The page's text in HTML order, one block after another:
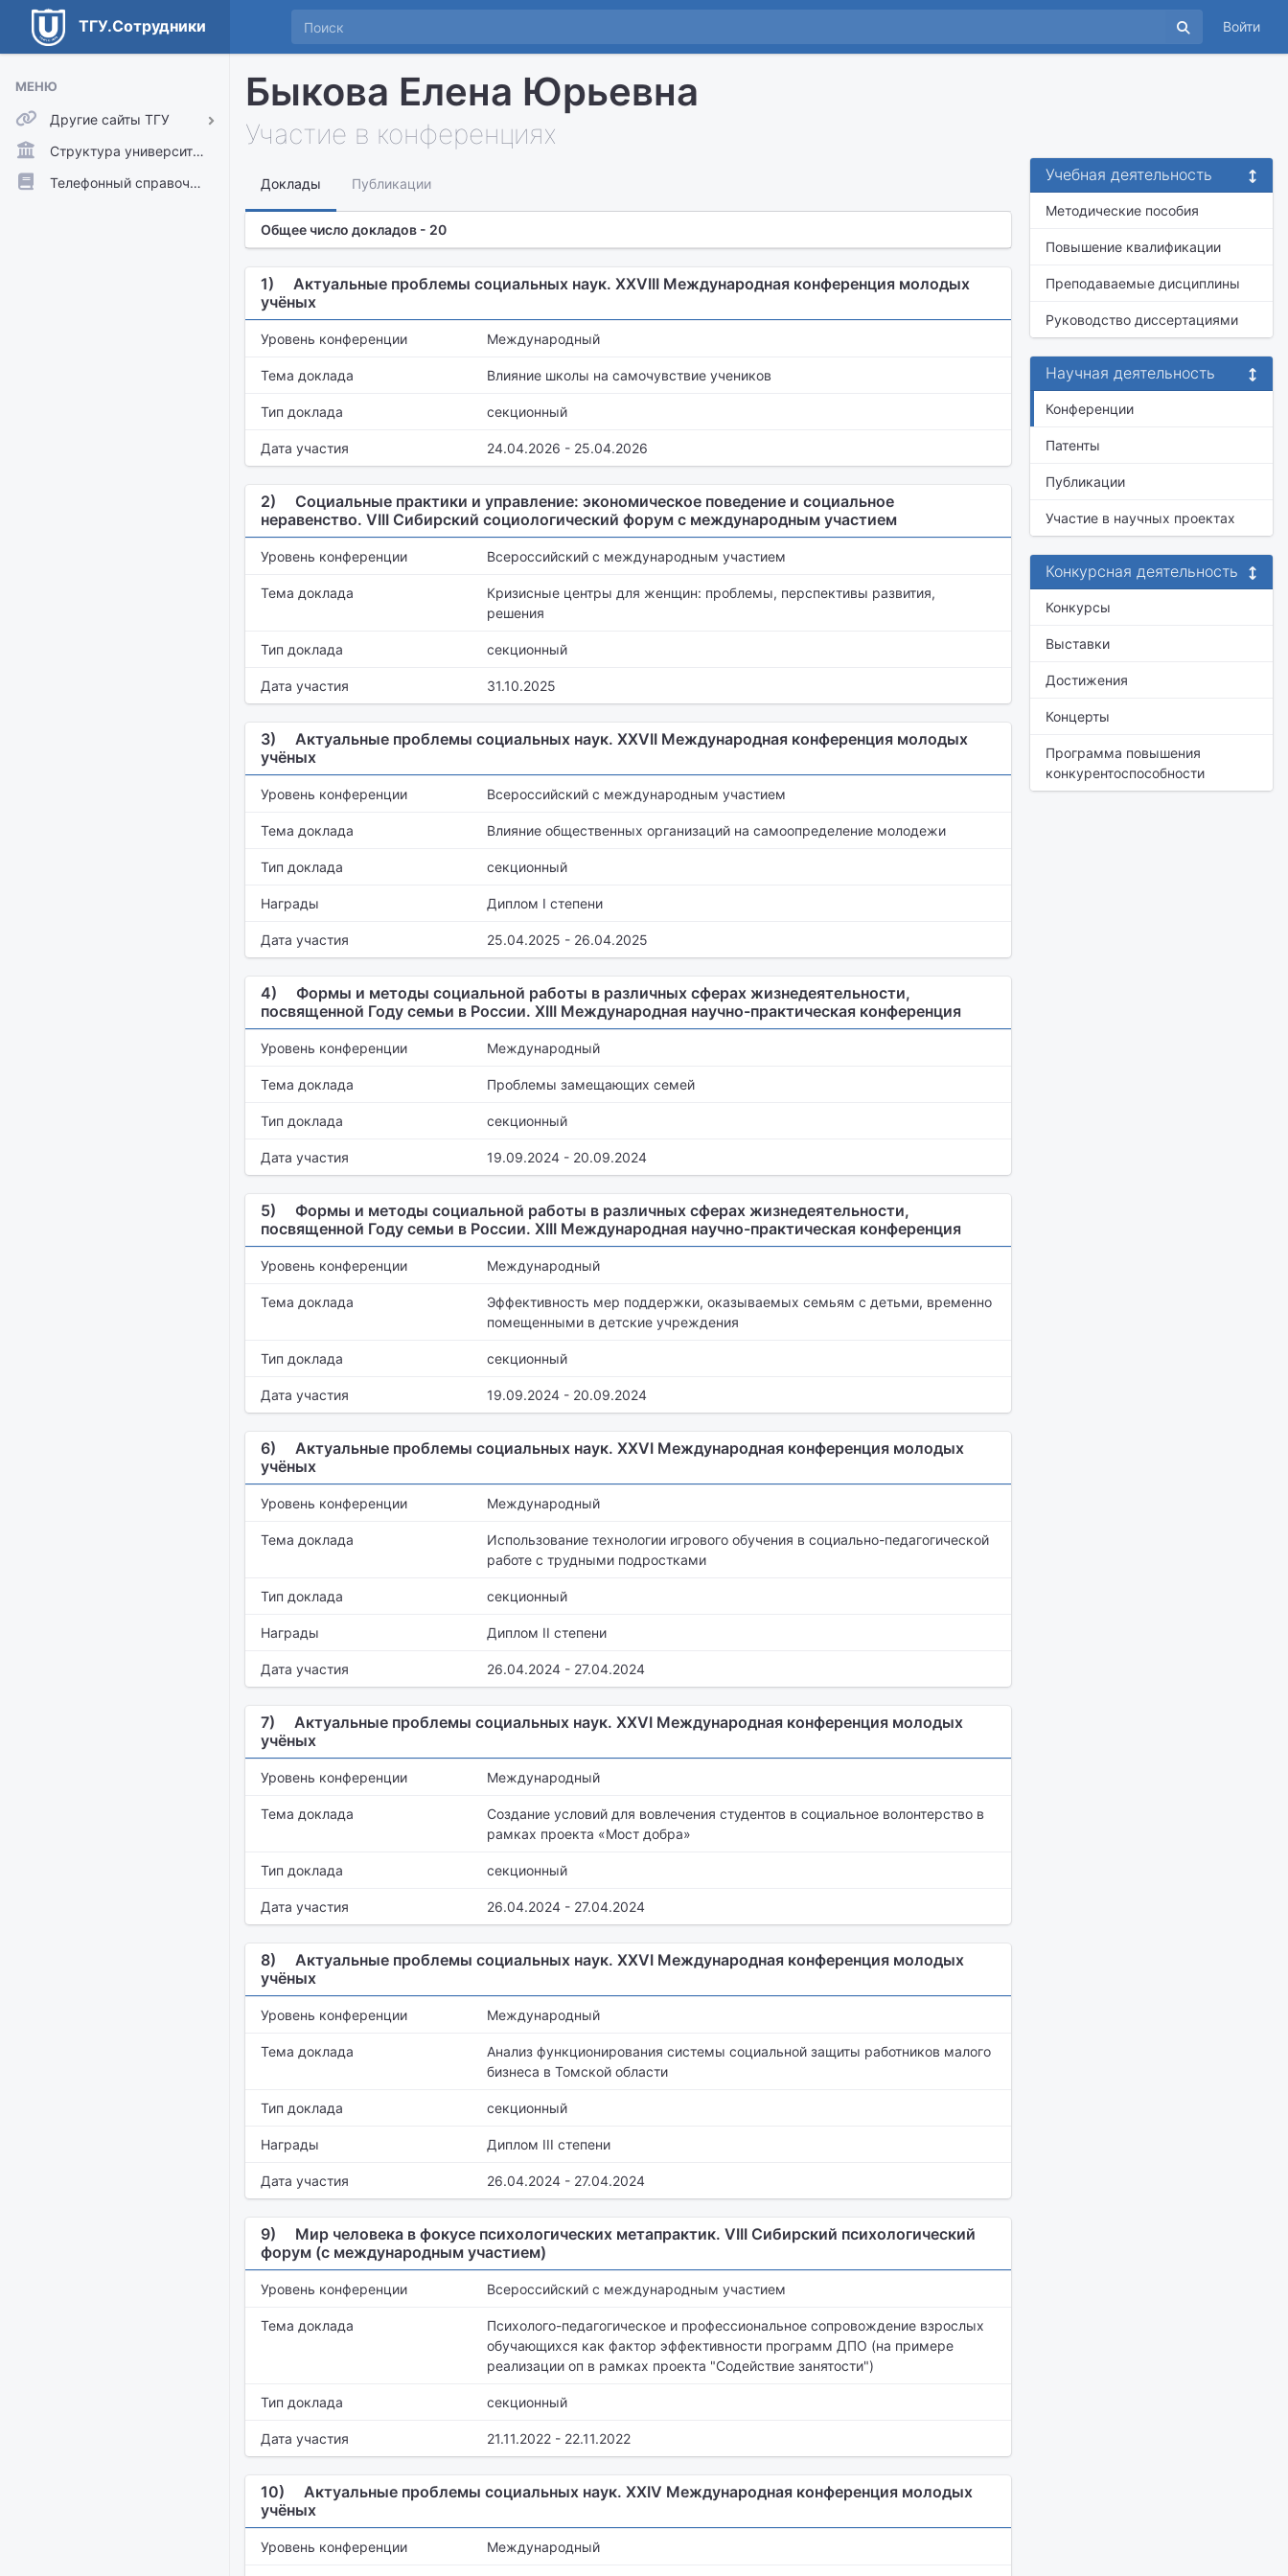
ТГУ.Сотрудники Войти
МЕНЮ
Другие сайты ТГУ
ТГУ.Аккаунты
ТГУ.Расписание
Структура университета
Телефонный справочник
Быкова Елена Юрьевна
Участие в конференциях
Доклады Публикации
Общее число докладов - 20
1)
Актуальные проблемы социальных наук. XXVIII Международная конференция молодых
учёных
Уровень конференции Международный
Тема доклада Влияние школы на самочувствие учеников
Тип доклада секционный
Дата участия 24.04.2026 - 25.04.2026
2)
Социальные практики и управление: экономическое поведение и социальное
неравенство. VIII Сибирский социологический форум с международным участием
Уровень конференции Всероссийский с международным участием
Тема доклада
Кризисные центры для женщин: проблемы, перспективы развития,
решения
Тип доклада секционный
Дата участия 31.10.2025
3)
Актуальные проблемы социальных наук. XXVII Международная конференция молодых
учёных
Уровень конференции Всероссийский с международным участием
Тема доклада Влияние общественных организаций на самоопределение молодежи
Тип доклада секционный
Награды Диплом I степени
Дата участия 25.04.2025 - 26.04.2025
4)
Формы и методы социальной работы в различных сферах жизнедеятельности,
посвященной Году семьи в России. XIII Международная научно-практическая конференция
Уровень конференции Международный
Тема доклада Проблемы замещающих семей
Тип доклада секционный
Дата участия 19.09.2024 - 20.09.2024
5)
Формы и методы социальной работы в различных сферах жизнедеятельности,
посвященной Году семьи в России. XIII Международная научно-практическая конференция
Уровень конференции Международный
Тема доклада
Эффективность мер поддержки, оказываемых семьям с детьми, временно
помещенными в детские учреждения
Тип доклада секционный
Дата участия 19.09.2024 - 20.09.2024
6)
Актуальные проблемы социальных наук. XXVI Международная конференция молодых
учёных
Уровень конференции Международный
Тема доклада
Использование технологии игрового обучения в социально-педагогической
работе с трудными подростками
Тип доклада секционный
Награды Диплом II степени
Дата участия 26.04.2024 - 27.04.2024
7)
Актуальные проблемы социальных наук. XXVI Международная конференция молодых
учёных
Уровень конференции Международный
Тема доклада
Создание условий для вовлечения студентов в социальное волонтерство в
рамках проекта «Мост добра»
Тип доклада секционный
Дата участия 26.04.2024 - 27.04.2024
8)
Актуальные проблемы социальных наук. XXVI Международная конференция молодых
учёных
Уровень конференции Международный
Тема доклада
Анализ функционирования системы социальной защиты работников малого
бизнеса в Томской области
Тип доклада секционный
Награды Диплом III степени
Дата участия 26.04.2024 - 27.04.2024
9)
Мир человека в фокусе психологических метапрактик. VIII Сибирский психологический
форум (с международным участием)
Уровень конференции Всероссийский с международным участием
Тема доклада
Психолого-педагогическое и профессиональное сопровождение взрослых
обучающихся как фактор эффективности программ ДПО (на примере
реализации оп в рамках проекта "Содействие занятости")
Тип доклада секционный
Дата участия 21.11.2022 - 22.11.2022
10)
Актуальные проблемы социальных наук. XXIV Международная конференция молодых
учёных
Уровень конференции Международный
Учебная деятельность
Методические пособия
Повышение квалификации
Преподаваемые дисциплины
Руководство диссертациями
Научная деятельность
Конференции
Патенты
Публикации
Участие в научных проектах
Конкурсная деятельность
Конкурсы
Выставки
Достижения
Концерты
Программа повышения
конкурентоспособности